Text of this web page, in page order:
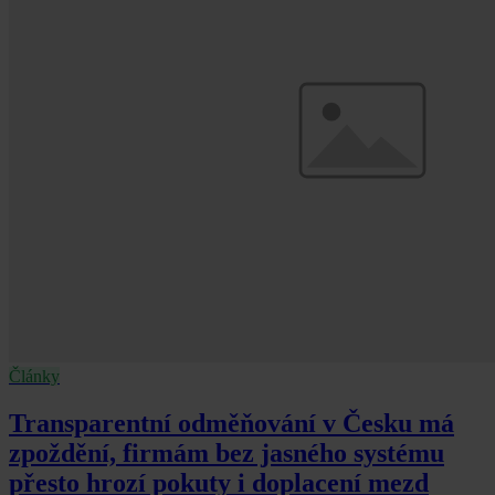
Články
Transparentní odměňování v Česku má
zpoždění, firmám bez jasného systému
přesto hrozí pokuty i doplacení mezd